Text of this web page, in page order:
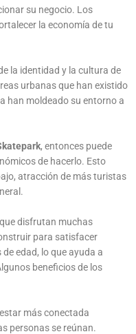
su negocio. Los
la economía de tu
la identidad y la cultura de
urbanas que han existido
han moldeado su entorno a
, entonces puede
de hacerlo. Esto
atracción de más turistas
disfrutan muchas
para satisfacer
edad, lo que ayuda a
beneficios de los
más conectada
personas se reúnan.